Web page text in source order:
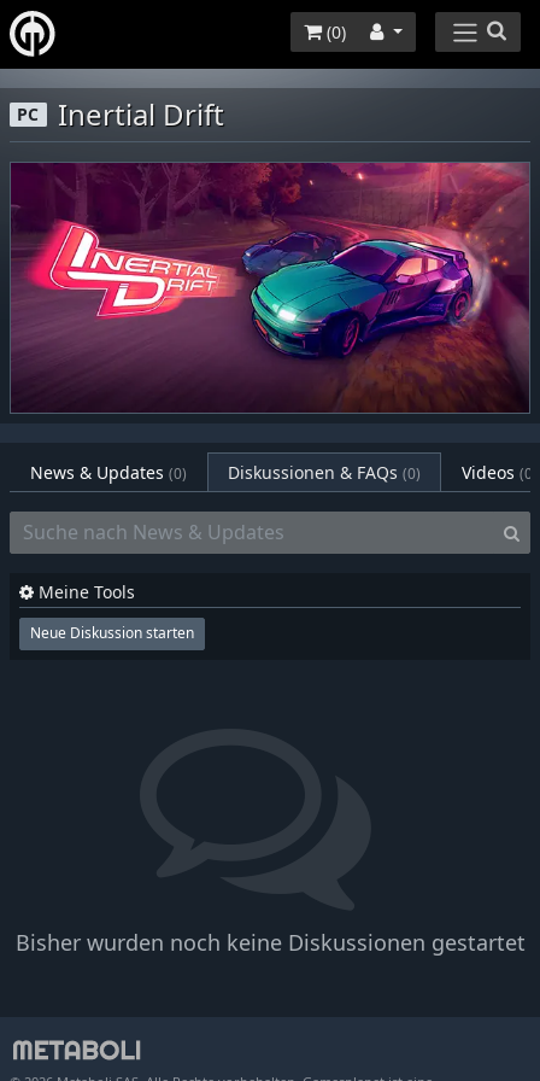
(0)
PC Inertial Drift
News & Updates (0) Diskussionen & FAQs (0) Videos (0)
Bisher wurden noch keine Diskussionen gestartet
Meine Tools
Neue Diskussion starten